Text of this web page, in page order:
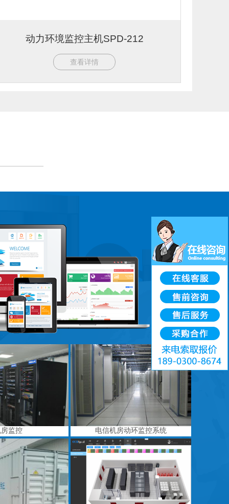
动力环境监控主机SPD-212
查看详情
监控 电信机房动环监控系统